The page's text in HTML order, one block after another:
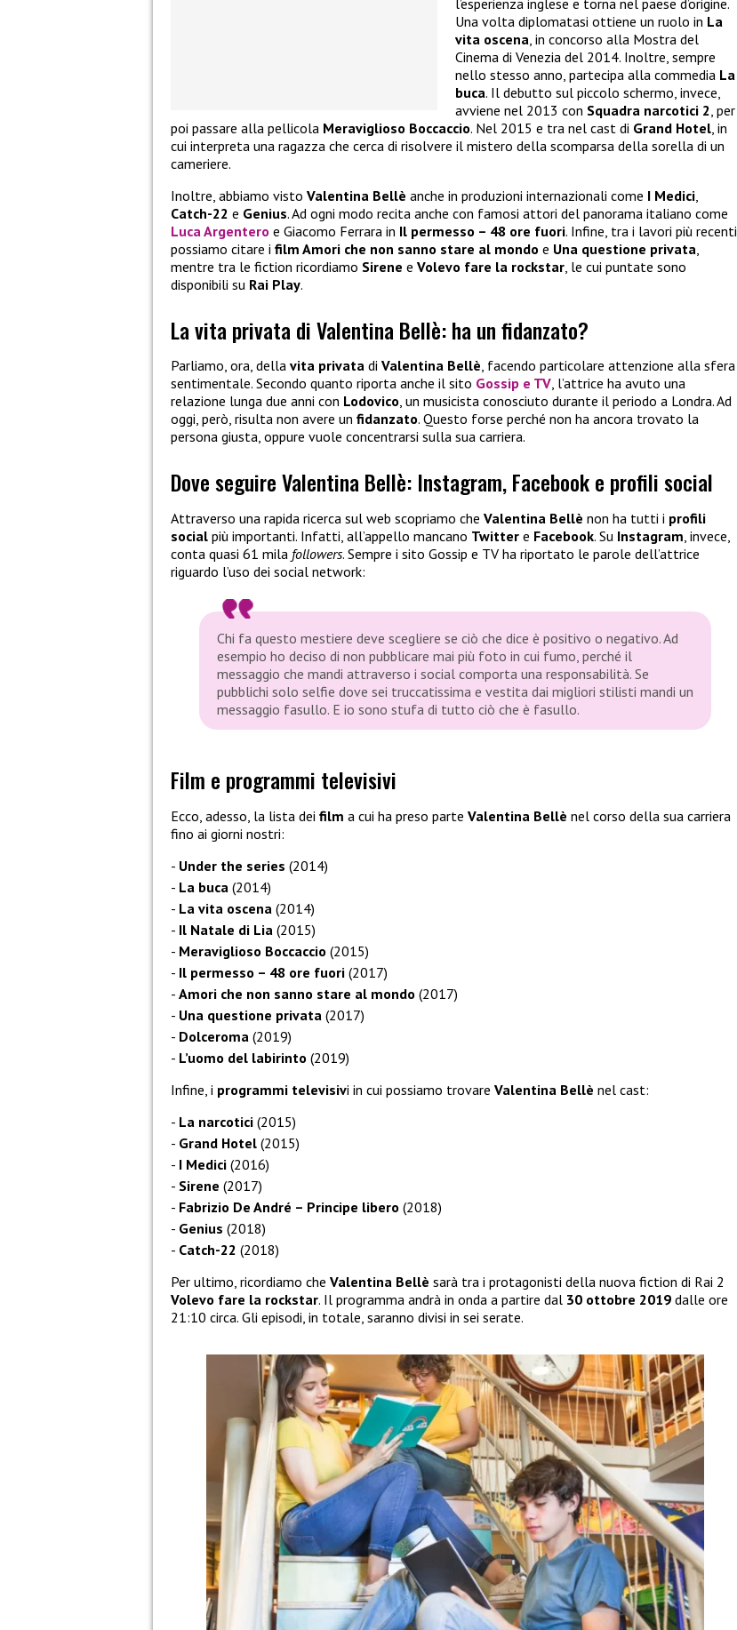
l’esperienza inglese e torna nel paese d’origine.
Una volta diplomatasi ottiene un ruolo in La
vita oscena, in concorso alla Mostra del
Cinema di Venezia del 2014. Inoltre, sempre
nello stesso anno, partecipa alla commedia La
buca. Il debutto sul piccolo schermo, invece,
avviene nel 2013 con Squadra narcotici 2, per
poi passare alla pellicola Meraviglioso Boccaccio. Nel 2015 e tra nel cast di Grand Hotel, in
cui interpreta una ragazza che cerca di risolvere il mistero della scomparsa della sorella di un
cameriere.
Inoltre, abbiamo visto Valentina Bellè anche in produzioni internazionali come I Medici,
Catch-22 e Genius. Ad ogni modo recita anche con famosi attori del panorama italiano come
Luca Argentero e Giacomo Ferrara in Il permesso – 48 ore fuori. Infine, tra i lavori più recenti
possiamo citare i film Amori che non sanno stare al mondo e Una questione privata,
mentre tra le fiction ricordiamo Sirene e Volevo fare la rockstar, le cui puntate sono
disponibili su Rai Play.
La vita privata di Valentina Bellè: ha un fidanzato?
Parliamo, ora, della vita privata di Valentina Bellè, facendo particolare attenzione alla sfera
sentimentale. Secondo quanto riporta anche il sito Gossip e TV, l’attrice ha avuto una
relazione lunga due anni con Lodovico, un musicista conosciuto durante il periodo a Londra. Ad
oggi, però, risulta non avere un fidanzato. Questo forse perché non ha ancora trovato la
persona giusta, oppure vuole concentrarsi sulla sua carriera.
Dove seguire Valentina Bellè: Instagram, Facebook e profili social
Attraverso una rapida ricerca sul web scopriamo che Valentina Bellè non ha tutti i profili
social più importanti. Infatti, all’appello mancano Twitter e Facebook. Su Instagram , invece,
conta quasi 61 mila followers. Sempre i sito Gossip e TV ha riportato le parole dell’attrice
riguardo l’uso dei social network:
Chi fa questo mestiere deve scegliere se ciò che dice è positivo o negativo. Ad
esempio ho deciso di non pubblicare mai più foto in cui fumo, perché il
messaggio che mandi attraverso i social comporta una responsabilità. Se
pubblichi solo selfie dove sei truccatissima e vestita dai migliori stilisti mandi un
messaggio fasullo. E io sono stufa di tutto ciò che è fasullo.
Film e programmi televisivi
Ecco, adesso, la lista dei film a cui ha preso parte Valentina Bellè nel corso della sua carriera
fino ai giorni nostri:
Under the series (2014)
La buca (2014)
La vita oscena (2014)
Il Natale di Lia (2015)
Meraviglioso Boccaccio (2015)
Il permesso – 48 ore fuori (2017)
Amori che non sanno stare al mondo (2017)
Una questione privata (2017)
Dolceroma (2019)
L’uomo del labirinto (2019)
Infine, i programmi televisivi in cui possiamo trovare Valentina Bellè nel cast:
La narcotici (2015)
Grand Hotel (2015)
I Medici (2016)
Sirene (2017)
Fabrizio De André – Principe libero (2018)
Genius (2018)
Catch-22 (2018)
Per ultimo, ricordiamo che Valentina Bellè sarà tra i protagonisti della nuova fiction di Rai 2
Volevo fare la rockstar. Il programma andrà in onda a partire dal 30 ottobre 2019 dalle ore
21:10 circa. Gli episodi, in totale, saranno divisi in sei serate.